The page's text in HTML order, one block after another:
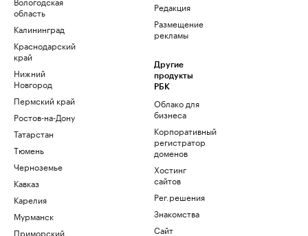
область
Калининград
Краснодарский
край
Нижний
Новгород
Пермский край
Ростов-на-Дону
Татарстан
Тюмень
Черноземье
Кавказ
Карелия
Мурманск
Приморский
Редакция
Размещение
рекламы
Другие
продукты
РБК
Облако для
бизнеса
Корпоративный
регистратор
доменов
Хостинг
сайтов
Рег.решения
Знакомства
Сайт